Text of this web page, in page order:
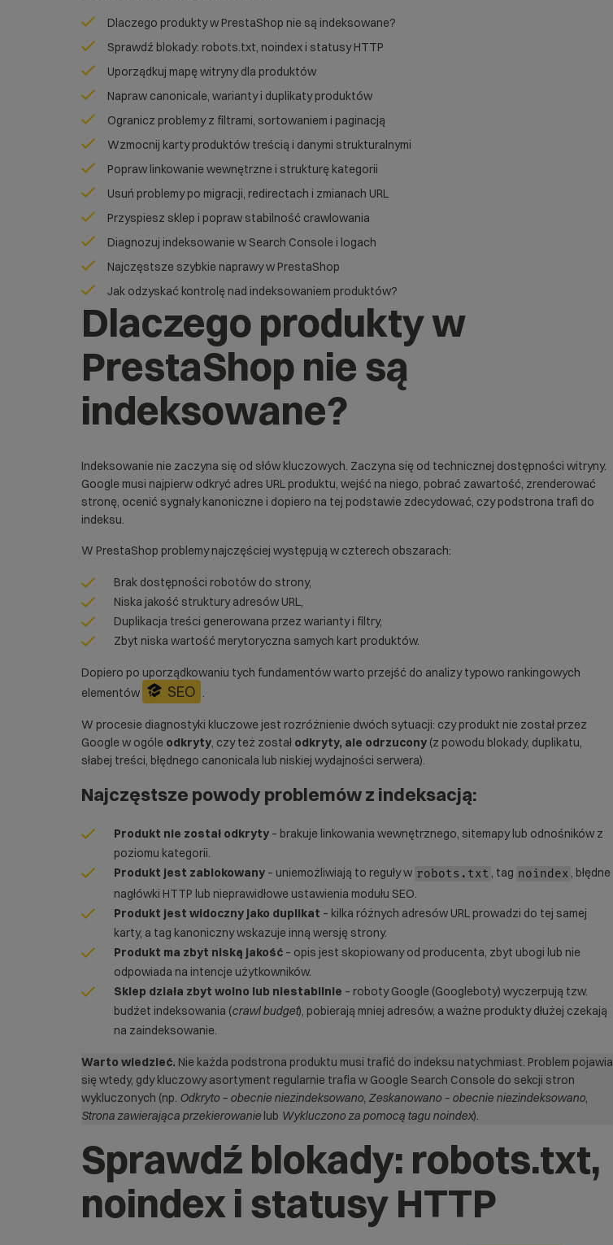
Dlaczego produkty w PrestaShop nie są indeksowane?
Sprawdź blokady: robots.txt, noindex i statusy HTTP
Uporządkuj mapę witryny dla produktów
Napraw canonicale, warianty i duplikaty produktów
Ogranicz problemy z filtrami, sortowaniem i paginacją
Wzmocnij karty produktów treścią i danymi strukturalnymi
Popraw linkowanie wewnętrzne i strukturę kategorii
Usuń problemy po migracji, redirectach i zmianach URL
Przyspiesz sklep i popraw stabilność crawlowania
Diagnozuj indeksowanie w Search Console i logach
Najczęstsze szybkie naprawy w PrestaShop
Jak odzyskać kontrolę nad indeksowaniem produktów?
Dlaczego produkty w
PrestaShop nie są
indeksowane?
Indeksowanie nie zaczyna się od słów kluczowych. Zaczyna się od technicznej dostępności witryny.
Google musi najpierw odkryć adres URL produktu, wejść na niego, pobrać zawartość, zrenderować
stronę, ocenić sygnały kanoniczne i dopiero na tej podstawie zdecydować, czy podstrona trafi do
indeksu.
W PrestaShop problemy najczęściej występują w czterech obszarach:
Brak dostępności robotów do strony,
Niska jakość struktury adresów URL,
Duplikacja treści generowana przez warianty i filtry,
Zbyt niska wartość merytoryczna samych kart produktów.
Dopiero po uporządkowaniu tych fundamentów warto przejść do analizy typowo rankingowych
elementów
SEO .
W procesie diagnostyki kluczowe jest rozróżnienie dwóch sytuacji: czy produkt nie został przez
Google w ogóle odkryty, czy też został odkryty, ale odrzucony (z powodu blokady, duplikatu,
słabej treści, błędnego canonicala lub niskiej wydajności serwera).
Najczęstsze powody problemów z indeksacją:
Produkt nie został odkryty – brakuje linkowania wewnętrznego, sitemapy lub odnośników z
poziomu kategorii.
Produkt jest zablokowany – uniemożliwiają to reguły w robots.txt , tag noindex , błędne
nagłówki HTTP lub nieprawidłowe ustawienia modułu SEO.
Produkt jest widoczny jako duplikat – kilka różnych adresów URL prowadzi do tej samej
karty, a tag kanoniczny wskazuje inną wersję strony.
Produkt ma zbyt niską jakość – opis jest skopiowany od producenta, zbyt ubogi lub nie
odpowiada na intencje użytkowników.
Sklep działa zbyt wolno lub niestabilnie – roboty Google (Googleboty) wyczerpują tzw.
budżet indeksowania (crawl budget), pobierają mniej adresów, a ważne produkty dłużej czekają
na zaindeksowanie.
Warto wiedzieć. Nie każda podstrona produktu musi trafić do indeksu natychmiast. Problem pojawia
się wtedy, gdy kluczowy asortyment regularnie trafia w Google Search Console do sekcji stron
wykluczonych (np. Odkryto – obecnie niezindeksowano Zeskanowano – obecnie niezindeksowano
Strona zawierająca przekierowanie lub Wykluczono za pomocą tagu noindex).
Sprawdź blokady: robots.txt,
noindex i statusy HTTP